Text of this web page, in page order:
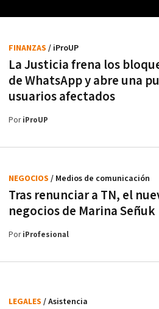
La Justicia frena los
de WhatsApp y abre una
usuarios afectados
FINANZAS / iProUP
PoriProUP
Tras renunciar a TN, el
negocios de Marina Señuk
NEGOCIOS / Medios de comunicación
PoriProfesional
LEGALES / Asistencia